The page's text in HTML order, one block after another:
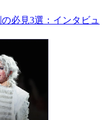
必見3選：インタビュ